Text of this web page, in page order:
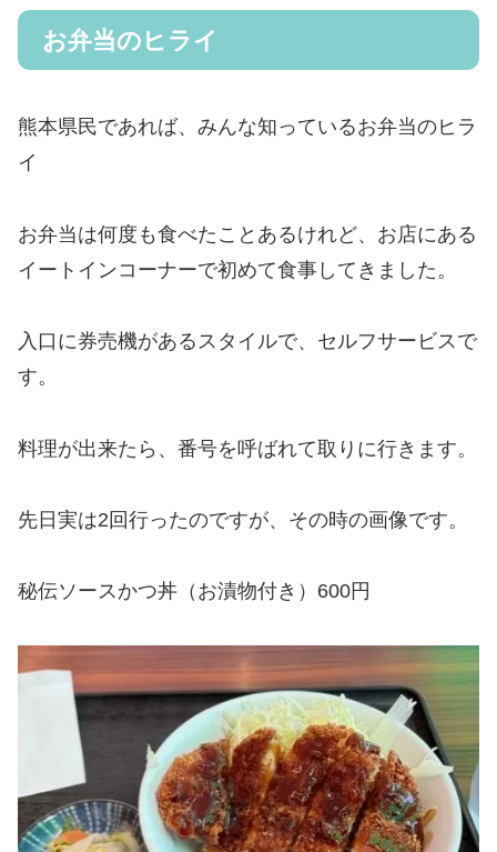
お弁当のヒライ
熊本県民であれば、みんな知っているお弁当のヒラ
イ
お弁当は何度も食べたことあるけれど、お店にある
イートインコーナーで初めて食事してきました。
入口に券売機があるスタイルで、セルフサービスで
す。
料理が出来たら、番号を呼ばれて取りに行きます。
先日実は2回行ったのですが、その時の画像です。
秘伝ソースかつ丼（お漬物付き）600円